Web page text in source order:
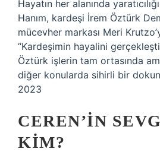
Hayatın her alanında
Hanım, kardeşi İrem Öztürk
mücevher markası Meri
“Kardeşimin hayalini
Öztürk işlerin tam ortasında
diğer konularda sihirli bir
2023
CEREN’IN
KIM?